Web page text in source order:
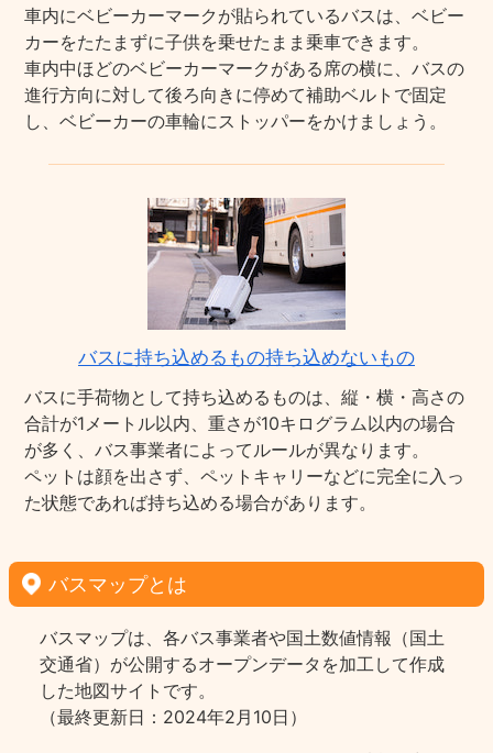
車内にベビーカーマークが貼られているバスは、ベビー
カーをたたまずに子供を乗せたまま乗車できます。
車内中ほどのベビーカーマークがある席の横に、バスの
進行方向に対して後ろ向きに停めて補助ベルトで固定
し、ベビーカーの車輪にストッパーをかけましょう。
バスに持ち込めるもの持ち込めないもの
バスに手荷物として持ち込めるものは、縦・横・高さの
合計が1メートル以内、重さが10キログラム以内の場合
が多く、バス事業者によってルールが異なります。
ペットは顔を出さず、ペットキャリーなどに完全に入っ
た状態であれば持ち込める場合があります。
バスマップとは
バスマップは、各バス事業者や国土数値情報（国土
交通省）が公開するオープンデータを加工して作成
した地図サイトです。
（最終更新日：2024年2月10日）